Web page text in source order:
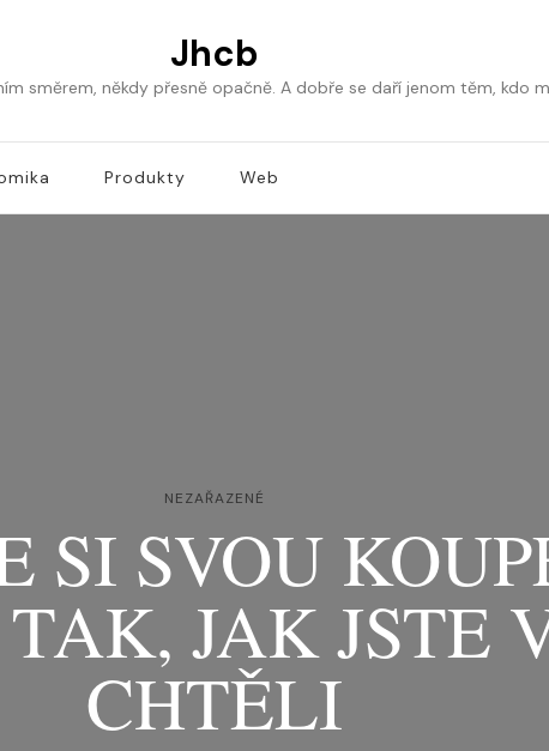
Jhcb
směrem, někdy přesně opačně. A dobře se daří jenom těm, kdo
Produkty Web
NEZAŘAZENÉ
SI SVOU
JAK JSTE
CHTĚLI